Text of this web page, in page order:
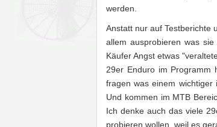
werden.
Anstatt nur auf Testberichte
allem ausprobieren was
Käufer Angst etwas
29er Enduro im Programm
fragen was einem
Und kommen im MTB
Ich denke auch das viele
probieren wollen, weil es